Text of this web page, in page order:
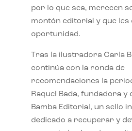
por lo que sea, merecen
montón editorial y que les
oportunidad.
Tras la ilustradora Carla
continúa con la ronda de
recomendaciones la
Raquel Bada, fundadora
Bamba Editorial, un sello
dedicado a recuperar y